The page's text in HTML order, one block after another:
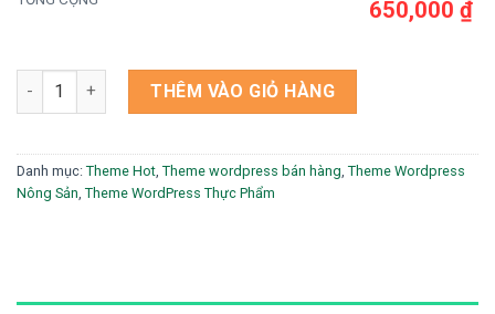
650,000 ₫
Theme wordpress tạp hóa bách hóa xanh 5 số lượng
THÊM VÀO GIỎ HÀNG
Danh mục: Theme Hot, Theme wordpress bán hàng, Theme Wordpress
Nông Sản, Theme WordPress Thực Phẩm